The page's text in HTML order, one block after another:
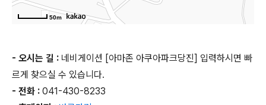
50m
- 오시는 길 : 네비게이션 [아마존 아쿠아파크당진] 입력하시면 빠
르게 찾으실 수 있습니다.
- 전화 : 041-430-8233